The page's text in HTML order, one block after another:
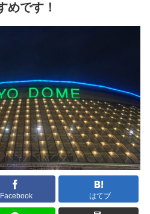
めです！
Facebook はてブ